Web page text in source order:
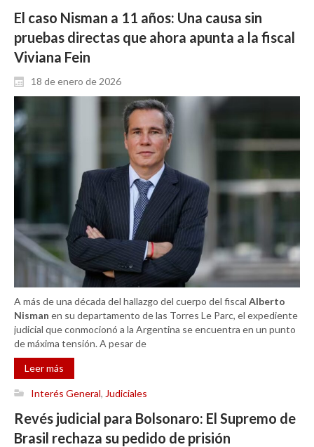
El caso Nisman a 11 años: Una causa sin
pruebas directas que ahora apunta a la fiscal
Viviana Fein
18 de enero de 2026
A más de una década del hallazgo del cuerpo del fiscal Alberto
Nisman en su departamento de las Torres Le Parc, el expediente
judicial que conmocionó a la Argentina se encuentra en un punto
de máxima tensión. A pesar de
Leer más
Interés General, Judiciales
Revés judicial para Bolsonaro: El Supremo de
Brasil rechaza su pedido de prisión